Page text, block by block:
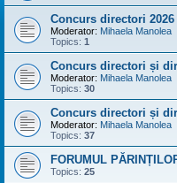
Concurs directori 2026
Moderator: Mihaela Manolea
Topics: 1
Concurs directori și
Moderator: Mihaela Manolea
Topics: 30
Concurs directori și
Moderator: Mihaela Manolea
Topics: 37
FORUMUL
Topics: 25